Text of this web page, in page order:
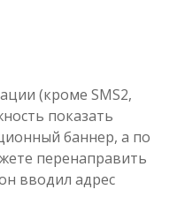
(кроме SMS2,
показать
баннер, а по
перенаправить
вводил адрес